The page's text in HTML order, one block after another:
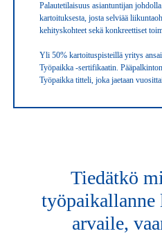
Palautetilaisuus asiantuntijan
kartoituksesta, josta selviää
kehityskohteet sekä konkreettiset
Yli 50% kartoituspisteillä yritys
Työpaikka -sertifikaatin.
Työpaikka titteli, joka jaetaan
Tiedätkö
arvaile,